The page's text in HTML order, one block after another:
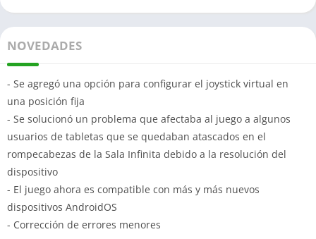
NOVEDADES
- Se agregó una opción para configurar el joystick virtual en
una posición fija
- Se solucionó un problema que afectaba al juego a algunos
usuarios de tabletas que se quedaban atascados en el
rompecabezas de la Sala Infinita debido a la resolución del
dispositivo
- El juego ahora es compatible con más y más nuevos
dispositivos AndroidOS
- Corrección de errores menores